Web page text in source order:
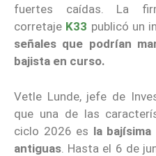
fuertes caídas. La
corretaje K33 publicó un
señales que podrían
bajista en curso.
Vetle Lunde, jefe de
que una de las
ciclo 2026 es la
antiguas . Hasta el 6 de